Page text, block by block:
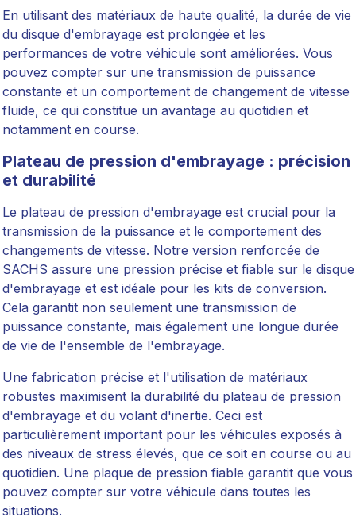
En utilisant des matériaux de haute qualité, la durée de vie
du disque d'embrayage est prolongée et les
performances de votre véhicule sont améliorées. Vous
pouvez compter sur une transmission de puissance
constante et un comportement de changement de vitesse
fluide, ce qui constitue un avantage au quotidien et
notamment en course.
Plateau de pression d'embrayage : précision
et durabilité
Le plateau de pression d'embrayage est crucial pour la
transmission de la puissance et le comportement des
changements de vitesse. Notre version renforcée de
SACHS assure une pression précise et fiable sur le disque
d'embrayage et est idéale pour les kits de conversion.
Cela garantit non seulement une transmission de
puissance constante, mais également une longue durée
de vie de l'ensemble de l'embrayage.
Une fabrication précise et l'utilisation de matériaux
robustes maximisent la durabilité du plateau de pression
d'embrayage et du volant d'inertie. Ceci est
particulièrement important pour les véhicules exposés à
des niveaux de stress élevés, que ce soit en course ou au
quotidien. Une plaque de pression fiable garantit que vous
pouvez compter sur votre véhicule dans toutes les
situations.